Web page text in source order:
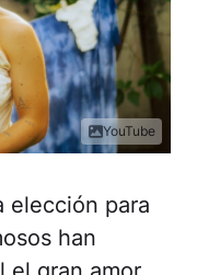
YouTube
elección para
han